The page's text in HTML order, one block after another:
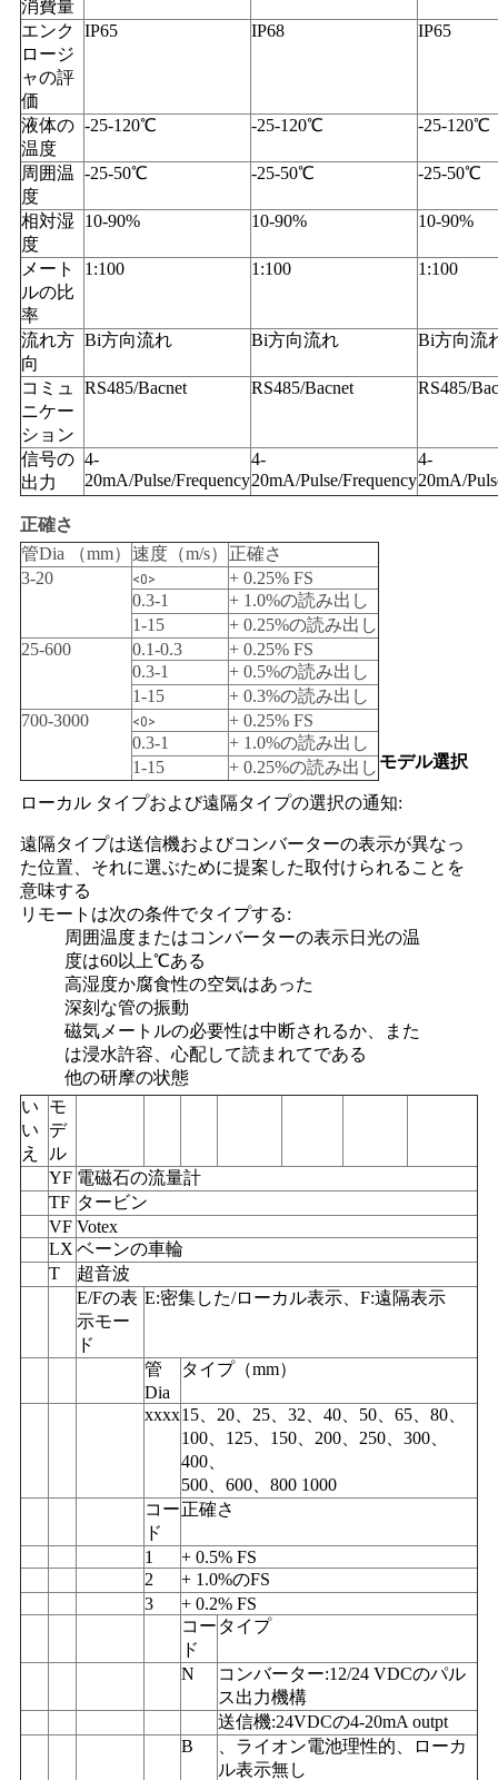
消費量
エンク
ロージ
ャの評
価
IP65 IP68 IP65
液体の
温度
-25-120℃ -25-120℃ -25-120℃
周囲温
度
-25-50℃ -25-50℃ -25-50℃
相対湿
度
10-90% 10-90% 10-90%
メート
ルの比
率
1:100 1:100 1:100
流れ方
向
Bi方向流れ Bi方向流れ Bi方向流
コミュ
ニケー
ション
RS485/Bacnet RS485/Bacnet RS485/
信号の
出力
4-
20mA/Pulse/Frequency
4-
20mA/Pulse/Frequency
4-
20mA/
正確さ
管Dia （mm） 速度（m/s）
正確さ
3-20
<0>
+ 0.25% FS
0.3-1
+ 1.0%の読み出し
1-15
+ 0.25%の読み出し
25-600
0.1-0.3
+ 0.25% FS
0.3-1
+ 0.5%の読み出し
1-15
+ 0.3%の読み出し
700-3000
<0>
+ 0.25% FS
0.3-1
+ 1.0%の読み出し
1-15
+ 0.25%の読み出し モデル選択
ローカル タイプおよび遠隔タイプの選択の通知:
遠隔タイプは送信機およびコンバーターの表示が異なっ
た位置、それに選ぶために提案した取付けられることを
意味する
リモートは次の条件でタイプする:
周囲温度またはコンバーターの表示日光の温
度は60以上℃ある
高湿度か腐食性の空気はあった
深刻な管の振動
磁気メートルの必要性は中断されるか、また
は浸水許容、心配して読まれてである
他の研摩の状態
い
い
え
モ
デ
ル
YF 電磁石の流量計
TF タービン
VF Votex
LX ベーンの車輪
T
超音波
E/Fの表
示モー
ド
E:密集した/ローカル表示、F:遠隔表示
管
Dia
タイプ（mm）
xxxx15、20、25、32、40、50、65、80、
100、125、150、200、250、300、
400、
500、600、800 1000
コー
ド
正確さ
1
+ 0.5% FS
2
+ 1.0%のFS
3
+ 0.2% FS
コー
ド
タイプ
N
コンバーター:12/24 VDCのパル
ス出力機構
送信機:24VDCの4-20mA outpt
B
、ライオン電池理性的、ローカ
ル表示無し